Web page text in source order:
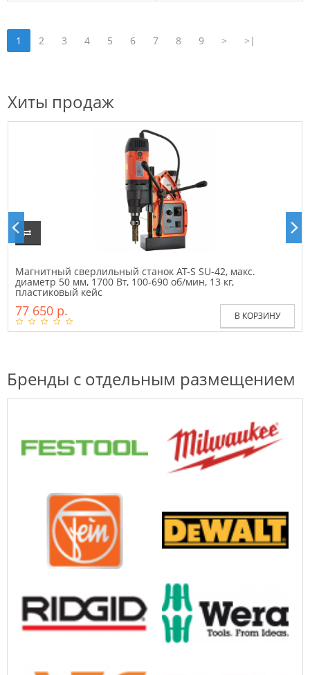
1 2 3 4 5 6 7 8 9 > >|
Хиты продаж
Магнитный сверлильный станок AT-S SU-42, макс.
диаметр 50 мм, 1700 Вт, 100-690 об/мин, 13 кг,
пластиковый кейс
77 650 р. В КОРЗИНУ
Бренды с отдельным размещением